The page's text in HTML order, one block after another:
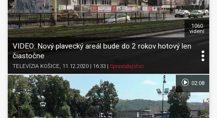
VIDEO: Nový plavecký areál bude do 2 rokov hotový len
čiastočne
TELEVÍZIA KOŠICE, 11.12.2020 | 16:33 Spravodajstvo
1060
videní
02:08